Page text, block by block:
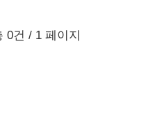
0건 / 1 페이지